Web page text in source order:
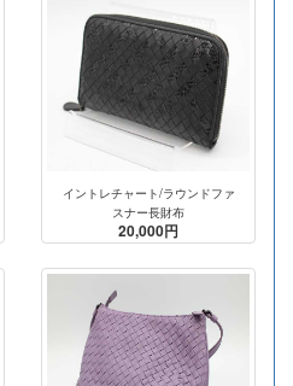
イントレチャート/ラウンドファ
スナー長財布
20,000円